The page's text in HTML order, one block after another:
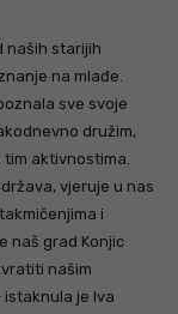
naših starijih
na mlađe.
sve svoje
družim,
tim aktivnostima.
vjeruje u nas
i
naš grad Konjic
našim
je Iva